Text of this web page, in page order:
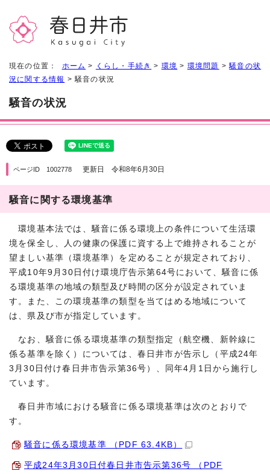
現在の位置： ホーム > くらし・手続き > 環境 > 環境問題 >騒音の状
況に関する情報 > 騒音の状況
騒音の状況
ページID 1002778 更新日 令和8年6月30日
騒音に関する環境基準
環境基本法では、騒音に係る環境上の条件について生活環
境を保全し、人の健康の保護に資する上で維持されることが
望ましい基準（環境基準）を定めることが規定されており、
平成10年9月30日付け環境庁告示第64号において、騒音に係
る環境基準の地域の類型及び時間の区分が設定されていま
す。また、この環境基準の類型を当てはめる地域について
は、県及び市が指定しています。
なお、騒音に係る環境基準の類型指定（航空機、新幹線に
係る基準を除く）については、春日井市が告示し（平成24年
3月30日付け春日井市告示第36号）、同年4月1日から施行し
ています。
春日井市域における騒音に係る環境基準は次のとおりで
す。
騒音に係る環境基準 （PDF 63.4KB）
平成24年3月30日付春日井市告示第36号 （PDF